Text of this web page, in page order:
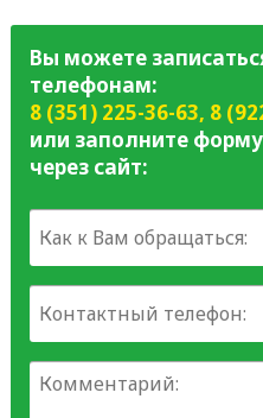
Вы можете
телефонам:
8 (351) 225-36-63, 8
или заполните
через сайт: